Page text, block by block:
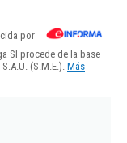
por
Sl procede de la base
(S.M.E.). Más